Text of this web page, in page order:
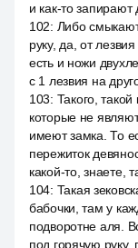
и как-то запирают
102: Либо
руку, да, от
есть и ножи
с 1 лезвия на
103: Такого,
которые не
имеют замка. То
пережиток
какой-то, знаете,
104: Такая
бабочки, там у
подворотне аля.
под горячую